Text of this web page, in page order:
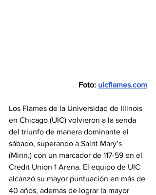
Foto: uicflames.com
Los Flames de la Universidad de Illinois
en Chicago (UIC) volvieron a la senda
del triunfo de manera dominante el
sábado, superando a Saint Mary’s
(Minn.) con un marcador de 117-59 en el
Credit Union 1 Arena. El equipo de UIC
alcanzó su mayor puntuación en más de
40 años, además de lograr la mayor